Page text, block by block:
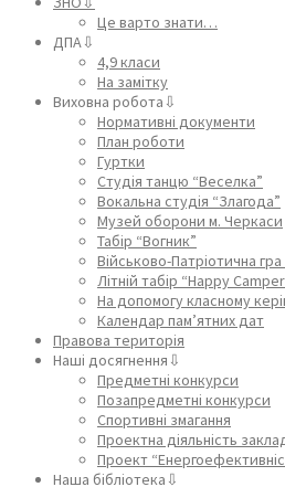
Це варто знати…
ДПА⇩
4,9 класи
На замітку
Виховна робота⇩
Нормативні документи
План роботи
Гуртки
Студія танцю “Веселка”
Вокальна студія “Злагода”
Музей оборони м. Черкаси
Табір “Вогник”
Військово-Патріотична
Літній табір “Happy
На допомогу класному
Календар пам’ятних дат
Правова територія
Наші досягнення⇩
Предметні конкурси
Позапредметні конкурси
Спортивні змагання
Проектна діяльність
Проект
Наша бібліотека⇩